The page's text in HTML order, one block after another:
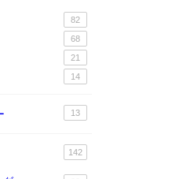
82
68
21
14
13
142